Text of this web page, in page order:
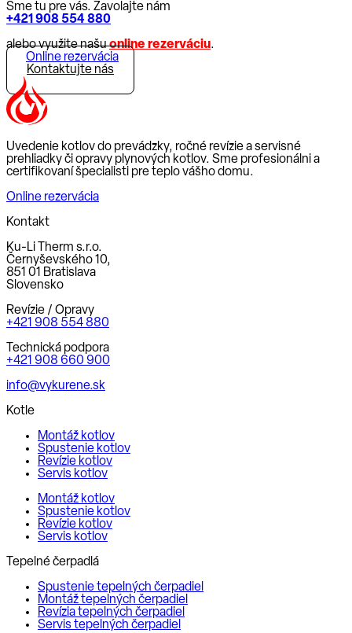
Sme tu pre vás. Zavolajte nám
+421 908 554 880
alebo využite našuonline rezerváciu.
Online rezervácia
Kontaktujte nás
Uvedenie kotlov do prevádzky, ročné revízie a servisné
prehliadky či opravy plynových kotlov. Sme profesionálni a
certifikovaní špecialisti pre teplo vášho domu.
Online rezervácia
Kontakt
Ku-Li Therm s.r.o.
Černyševského 10,
851 01 Bratislava
Slovensko
Revízie / Opravy
+421 908 554 880
Technická podpora
+421 908 660 900
info@vykurene.sk
Kotle
Montáž kotlov
Spustenie kotlov
Revízie kotlov
Servis kotlov
Montáž kotlov
Spustenie kotlov
Revízie kotlov
Servis kotlov
Tepelné čerpadlá
Spustenie tepelných čerpadiel
Montáž tepelných čerpadiel
Revízia tepelných čerpadiel
Servis tepelných čerpadiel